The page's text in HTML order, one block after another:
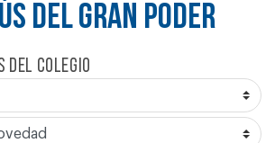
DEL GRAN PODER
del colegio